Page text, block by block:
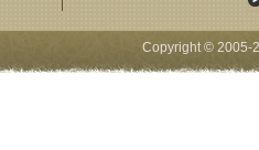
Copyright © 2005-